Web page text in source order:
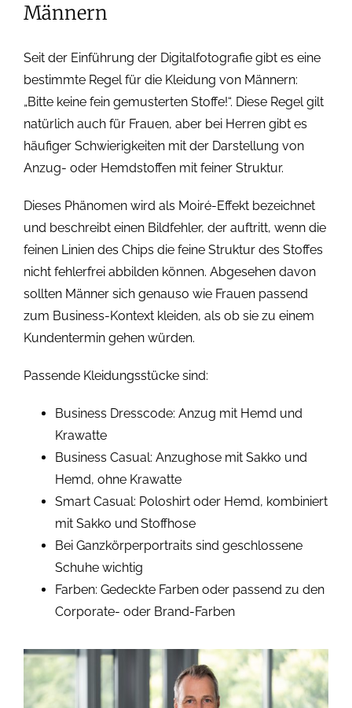
Männern
Seit der Einführung der Digitalfotografie gibt es eine
bestimmte Regel für die Kleidung von Männern:
„Bitte keine fein gemusterten Stoffe!“. Diese Regel gilt
natürlich auch für Frauen, aber bei Herren gibt es
häufiger Schwierigkeiten mit der Darstellung von
Anzug- oder Hemdstoffen mit feiner Struktur.
Dieses Phänomen wird als Moiré-Effekt bezeichnet
und beschreibt einen Bildfehler, der auftritt, wenn die
feinen Linien des Chips die feine Struktur des Stoffes
nicht fehlerfrei abbilden können. Abgesehen davon
sollten Männer sich genauso wie Frauen passend
zum Business-Kontext kleiden, als ob sie zu einem
Kundentermin gehen würden.
Passende Kleidungsstücke sind:
Business Dresscode: Anzug mit Hemd und
Krawatte
Business Casual: Anzughose mit Sakko und
Hemd, ohne Krawatte
Smart Casual: Poloshirt oder Hemd, kombiniert
mit Sakko und Stoffhose
Bei Ganzkörperportraits sind geschlossene
Schuhe wichtig
Farben: Gedeckte Farben oder passend zu den
Corporate- oder Brand-Farben